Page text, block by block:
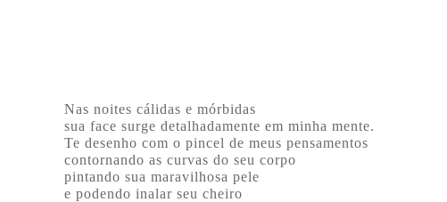
Nas noites cálidas e mórbidas
sua face surge detalhadamente em minha mente.
Te desenho com o pincel de meus pensamentos
contornando as curvas do seu corpo
pintando sua maravilhosa pele
e podendo inalar seu cheiro